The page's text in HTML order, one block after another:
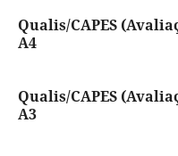
Qualis/CAPES
A4
Qualis/CAPES
A3